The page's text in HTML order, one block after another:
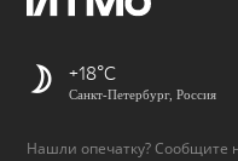
+18
Санкт-Петербург, Россия
Нашли опечатку? Сообщите